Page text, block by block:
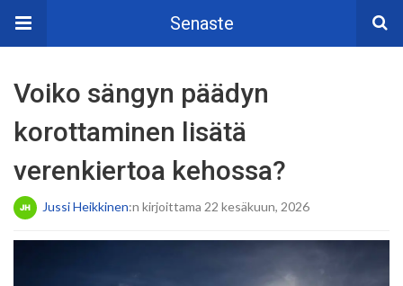
Senaste
Voiko sängyn päädyn
korottaminen lisätä
verenkiertoa kehossa?
Jussi Heikkinen:n kirjoittama 22 kesäkuun, 2026